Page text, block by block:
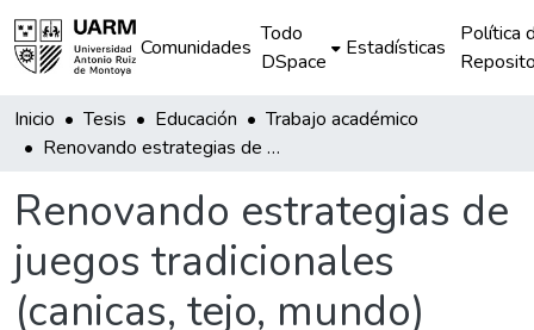
Comunidades
Todo
DSpace
Estadísticas
Política
Inicio Tesis Educación
Trabajo académico
Renovando estrategias de juegos tradicionales (canicas, tejo, mundo) para generar aprendizajes en resolución de problemas matemáticos de los estudiantes de la IE Nº 54185 de Cayara - Chincheros.
Renovando estrategias de
juegos tradicionales
(canicas, tejo, mundo)